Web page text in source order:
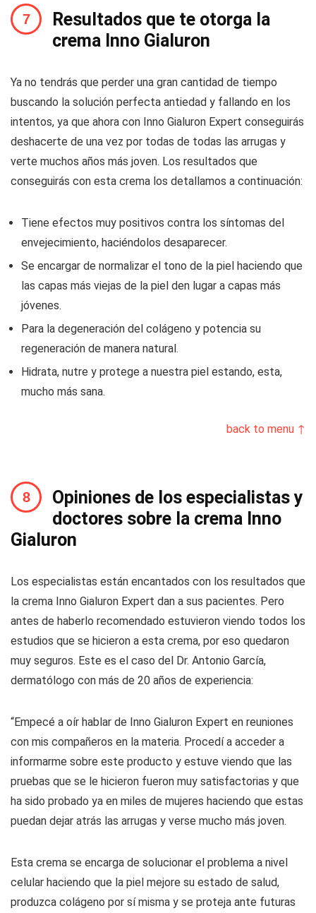
Resultados que te otorga la
crema Inno Gialuron
Ya no tendrás que perder una gran cantidad de tiempo
buscando la solución perfecta antiedad y fallando en los
intentos, ya que ahora con Inno Gialuron Expert conseguirás
deshacerte de una vez por todas de todas las arrugas y
verte muchos años más joven. Los resultados que
conseguirás con esta crema los detallamos a continuación:
Tiene efectos muy positivos contra los síntomas del
envejecimiento, haciéndolos desaparecer.
Se encargar de normalizar el tono de la piel haciendo que
las capas más viejas de la piel den lugar a capas más
jóvenes.
Para la degeneración del colágeno y potencia su
regeneración de manera natural.
Hidrata, nutre y protege a nuestra piel estando, esta,
mucho más sana.
back to menu ↑
Opiniones de los especialistas y
doctores sobre la crema Inno
Gialuron
Los especialistas están encantados con los resultados que
la crema Inno Gialuron Expert dan a sus pacientes. Pero
antes de haberlo recomendado estuvieron viendo todos los
estudios que se hicieron a esta crema, por eso quedaron
muy seguros. Este es el caso del Dr. Antonio García,
dermatólogo con más de 20 años de experiencia:
“Empecé a oír hablar de Inno Gialuron Expert en reuniones
con mis compañeros en la materia. Procedí a acceder a
informarme sobre este producto y estuve viendo que las
pruebas que se le hicieron fueron muy satisfactorias y que
ha sido probado ya en miles de mujeres haciendo que estas
puedan dejar atrás las arrugas y verse mucho más joven.
Esta crema se encarga de solucionar el problema a nivel
celular haciendo que la piel mejore su estado de salud,
produzca colágeno por sí misma y se proteja ante futuras